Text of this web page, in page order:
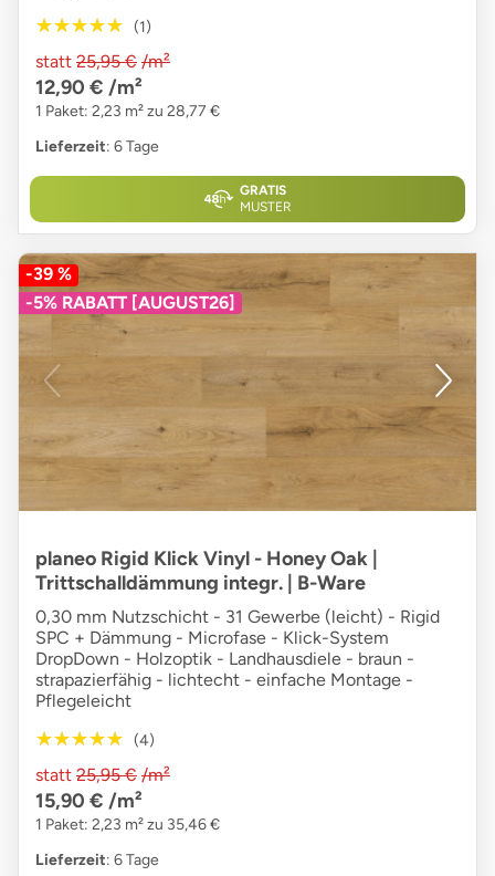
★★★★★
★★★★★ (1)
statt 25,95 € /m²
12,90 € /m²
1 Paket: 2,23 m² zu 28,77 €
Lieferzeit: 6 Tage
GRATIS
MUSTER
-39 %
-5% RABATT [AUGUST26]
planeo Rigid Klick Vinyl - Honey Oak |
Trittschalldämmung integr. | B-Ware
0,30 mm Nutzschicht - 31 Gewerbe (leicht) - Rigid
SPC + Dämmung - Microfase - Klick-System
DropDown - Holzoptik - Landhausdiele - braun -
strapazierfähig - lichtecht - einfache Montage -
Pflegeleicht
★★★★★
★★★★★ (4)
statt 25,95 € /m²
15,90 € /m²
1 Paket: 2,23 m² zu 35,46 €
Lieferzeit: 6 Tage